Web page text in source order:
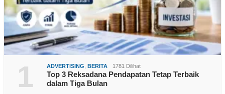
1 ADVERTISING BERITA 1781 Dilihat
Top 3 Reksadana Pendapatan Tetap Terbaik
dalam Tiga Bulan